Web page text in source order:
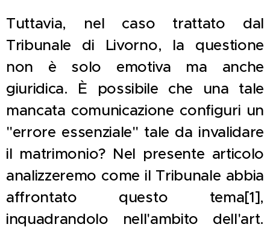
Tuttavia, nel caso trattato dal
Tribunale di Livorno, la questione
non è solo emotiva ma anche
giuridica. È possibile che una tale
mancata comunicazione configuri un
"errore essenziale" tale da invalidare
il matrimonio? Nel presente articolo
analizzeremo come il Tribunale abbia
affrontato questo tema[1],
inquadrandolo nell'ambito dell'art.